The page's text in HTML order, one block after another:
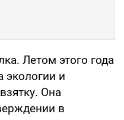
Летом этого года
экологии и
Она
в